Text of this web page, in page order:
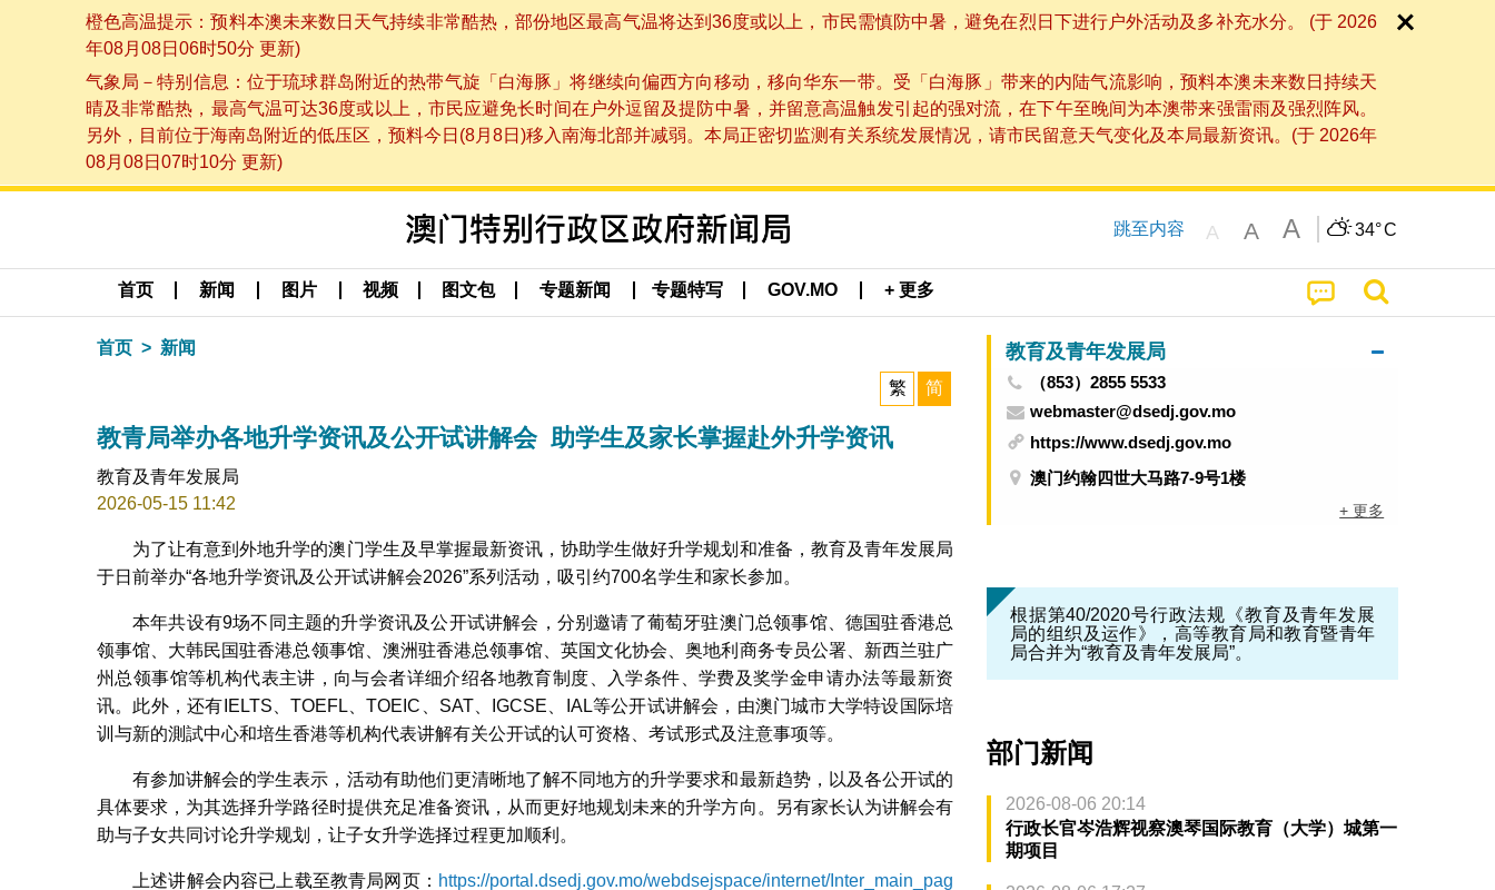
橙色高温提示：预料本澳未来数日天气持续非常酷热，部份地区最高气温将达到36度或以上，市民需慎防中暑，避免在烈日下进行户外活动及多补充水分。 (于 2026
年08月08日06时50分 更新)
气象局－特别信息：位于琉球群岛附近的热带气旋「白海豚」将继续向偏西方向移动，移向华东一带。受「白海豚」带来的内陆气流影响，预料本澳未来数日持续天
晴及非常酷热，最高气温可达36度或以上，市民应避免长时间在户外逗留及提防中暑，并留意高温触发引起的强对流，在下午至晚间为本澳带来强雷雨及强烈阵风。
另外，目前位于海南岛附近的低压区，预料今日(8月8日)移入南海北部并减弱。本局正密切监测有关系统发展情况，请市民留意天气变化及本局最新资讯。(于 2026年
08月08日07时10分 更新)
跳至内容 A A A 34°C
首页 新闻 图片 视频 图文包 专题新闻 专题特写 GOV.MO + 更多
首页 新闻
繁 简
教青局举办各地升学资讯及公开试讲解会 助学生及家长掌握赴外升学资讯
教育及青年发展局
2026-05-15 11:42
为了让有意到外地升学的澳门学生及早掌握最新资讯，协助学生做好升学规划和准备，教育及青年发展局
于日前举办“各地升学资讯及公开试讲解会2026”系列活动，吸引约700名学生和家长参加。
本年共设有9场不同主题的升学资讯及公开试讲解会，分别邀请了葡萄牙驻澳门总领事馆、德国驻香港总
领事馆、大韩民国驻香港总领事馆、澳洲驻香港总领事馆、英国文化协会、奥地利商务专员公署、新西兰驻广
州总领事馆等机构代表主讲，向与会者详细介绍各地教育制度、入学条件、学费及奖学金申请办法等最新资
讯。此外，还有IELTS、TOEFL、TOEIC、SAT、IGCSE、IAL等公开试讲解会，由澳门城市大学特设国际培
训与新的測試中心和培生香港等机构代表讲解有关公开试的认可资格、考试形式及注意事项等。
有参加讲解会的学生表示，活动有助他们更清晰地了解不同地方的升学要求和最新趋势，以及各公开试的
具体要求，为其选择升学路径时提供充足准备资讯，从而更好地规划未来的升学方向。另有家长认为讲解会有
助与子女共同讨论升学规划，让子女升学选择过程更加顺利。
上述讲解会内容已上载至教青局网页： https://portal.dsedj.gov.mo/webdsejspace/internet/Inter_main_pag
教育及青年发展局
（853）2855 5533
webmaster@dsedj.gov.mo
https://www.dsedj.gov.mo
澳门约翰四世大马路7-9号1楼
+ 更多
根据第40/2020号行政法规《教育及青年发展
局的组织及运作》，高等教育局和教育暨青年
局合并为“教育及青年发展局”。
部门新闻
2026-08-06 20:14
行政长官岑浩辉视察澳琴国际教育（大学）城第一
期项目